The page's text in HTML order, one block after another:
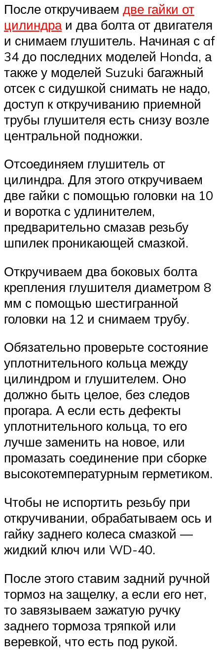
После откручиваем две гайки от
цилиндраи два болта от двигателя
и снимаем глушитель. Начиная с af
34 до последних моделей Honda, а
также у моделей Suzuki багажный
отсек с сидушкой снимать не надо,
доступ к откручиванию приемной
трубы глушителя есть снизу возле
центральной подножки.
Отсоединяем глушитель от
цилиндра. Для этого откручиваем
две гайки с помощью головки на 10
и воротка с удлинителем,
предварительно смазав резьбу
шпилек проникающей смазкой.
Откручиваем два боковых болта
крепления глушителя диаметром 8
мм с помощью шестигранной
головки на 12 и снимаем трубу.
Обязательно проверьте состояние
уплотнительного кольца между
цилиндром и глушителем. Оно
должно быть целое, без следов
прогара. А если есть дефекты
уплотнительного кольца, то его
лучше заменить на новое, или
промазать соединение при сборке
высокотемпературным герметиком.
Чтобы не испортить резьбу при
откручивании, обрабатываем ось и
гайку заднего колеса смазкой —
жидкий ключ или WD-40.
После этого ставим задний ручной
тормоз на защелку, а если его нет,
то завязываем зажатую ручку
заднего тормоза тряпкой или
веревкой, что есть под рукой.